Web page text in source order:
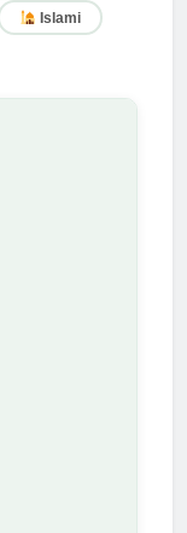
Islami